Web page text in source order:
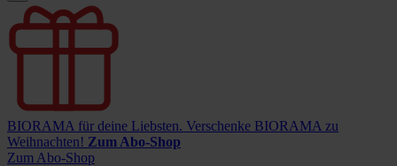
BIORAMA für deine Liebsten. Verschenke BIORAMA zu
Weihnachten! Zum Abo-Shop
Zum Abo-Shop